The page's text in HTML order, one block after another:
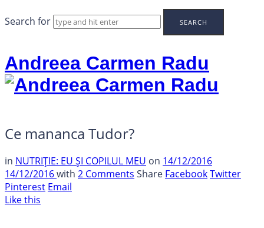
Search for
Andreea Carmen Radu
Ce mananca Tudor?
in NUTRIȚIE: EU ȘI COPILUL MEU on 14/12/2016
14/12/2016with 2 Comments Share FacebookTwitter
Pinterest Email
Like this